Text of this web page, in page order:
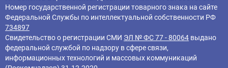
Номер государственной регистрации товарного знака на сайте
Федеральной Службы по интеллектуальной собственности РФ
734897
Свидетельство о регистрации СМИ ЭЛ № ФС 77 - 80064 выдано
федеральной службой по надзору в сфере связи,
информационных технологий и массовых коммуникаций